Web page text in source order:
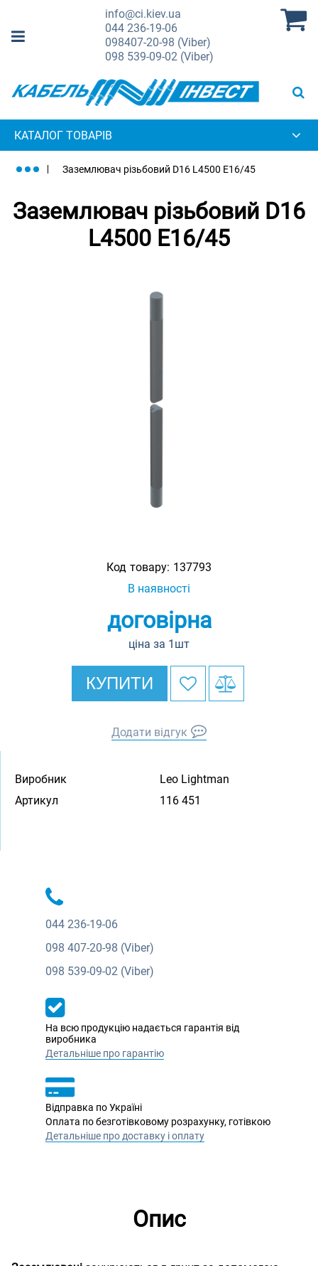
info@ci.kiev.ua
044236-19-06
098407-20-98 (Viber)
098 539-09-02 (Viber)
КАТАЛОГ ТОВАРІВ
Заземлювач різьбовий D16 L4500 E16/45
Заземлювач різьбовий D16
L4500 E16/45
Код товару: 137793
В наявності
договірна
ціна за 1шт
КУПИТИ
Додати відгук
Виробник
Leo Lightman
Артикул
116 451
044 236-19-06
098 407-20-98 (Viber)
098 539-09-02 (Viber)
На всю продукцію надається гарантія від
виробника
Детальніше про гарантію
Відправка по Україні
Оплата по безготівковому розрахунку, готівкою
Детальніше про доставку і оплату
Опис